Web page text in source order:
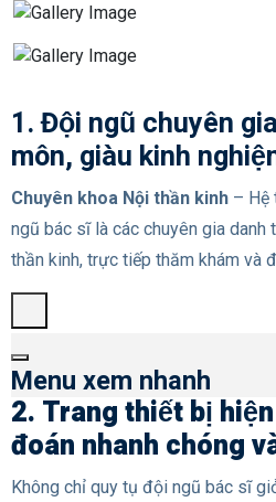
1. Đội ngũ chuyên
môn, giàu kinh
Chuyên khoa Nội thần kinh – Hệ
ngũ bác sĩ là các chuyên gia
thần kinh, trực tiếp thăm khám và
Menu xem nhanh
2. Trang thiết bị
đoán nhanh chóng
Không chỉ quy tụ đội ngũ bác sĩ